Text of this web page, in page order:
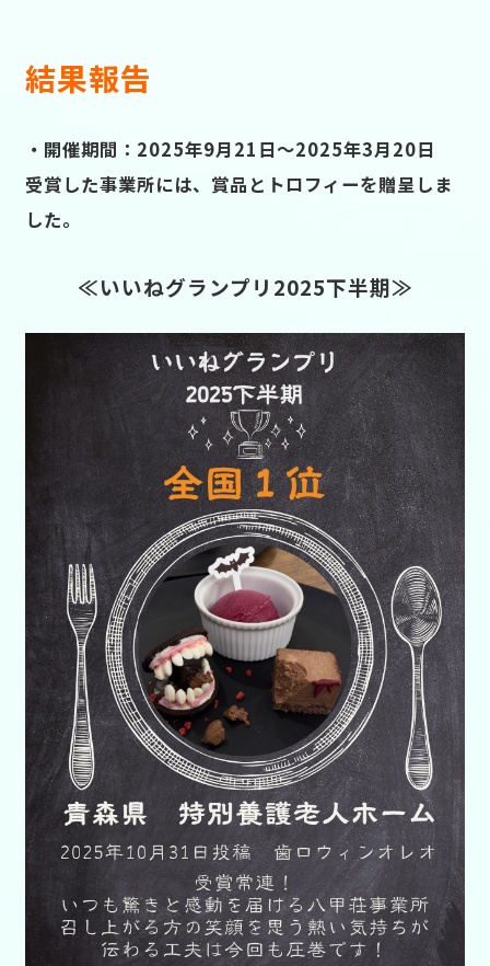
結果報告
・開催期間：2025年9月21日～2025年3月20日
受賞した事業所には、賞品とトロフィーを贈呈しま
した。
≪いいねグランプリ2025下半期≫